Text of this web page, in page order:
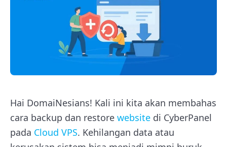
Hai DomaiNesians! Kali ini kita akan membahas
cara backup dan restore website di CyberPanel
pada Cloud VPS. Kehilangan data atau